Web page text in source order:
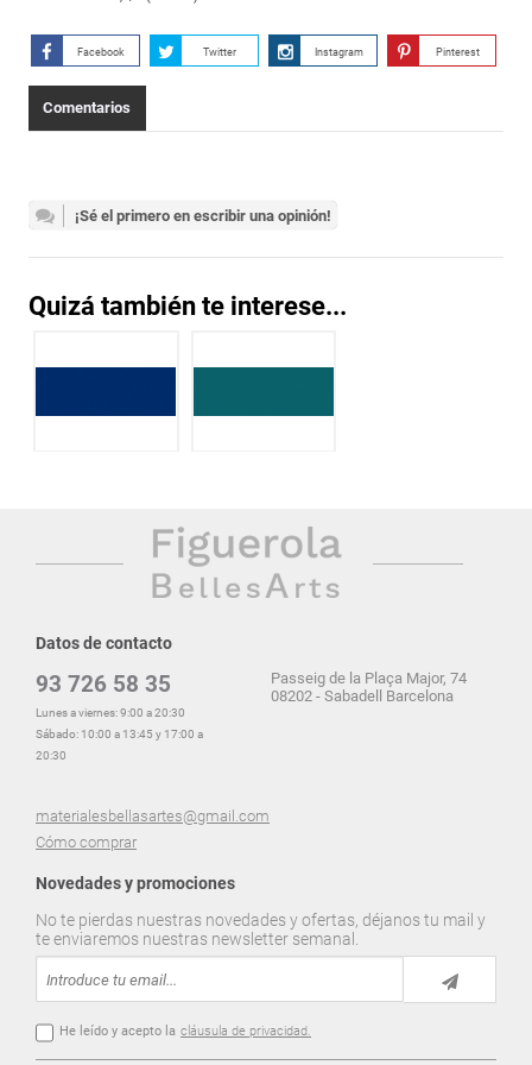
Facebook Twitter Instagram Pinterest
Comentarios
¡Sé el primero en escribir una opinión!
Quizá también te interese...
Datos de contacto
93 726 58 35
Lunes a viernes: 9:00 a 20:30
Sábado: 10:00 a 13:45 y 17:00 a
20:30
materialesbellasartes@gmail.com
Cómo comprar
Passeig de la Plaça Major, 74
08202 - Sabadell Barcelona
Novedades y promociones
No te pierdas nuestras novedades y ofertas, déjanos tu mail y
te enviaremos nuestras newsletter semanal.
He leído y acepto la cláusula de privacidad.